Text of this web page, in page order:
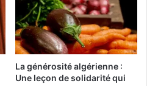
La générosité algérienne :
Une leçon de solidarité qui